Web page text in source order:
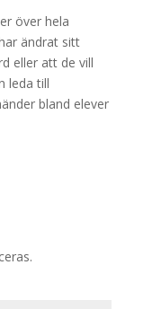
över hela
ändrat sitt
eller att de vill
leda till
bland elever